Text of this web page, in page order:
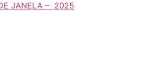
JANELA – 2025